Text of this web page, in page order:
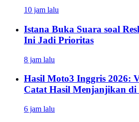
10 jam lalu
Istana Buka Suara soal
Ini Jadi Prioritas
8 jam lalu
Hasil Moto3 Inggris 2026:
Catat Hasil Menjanjikan di
6 jam lalu